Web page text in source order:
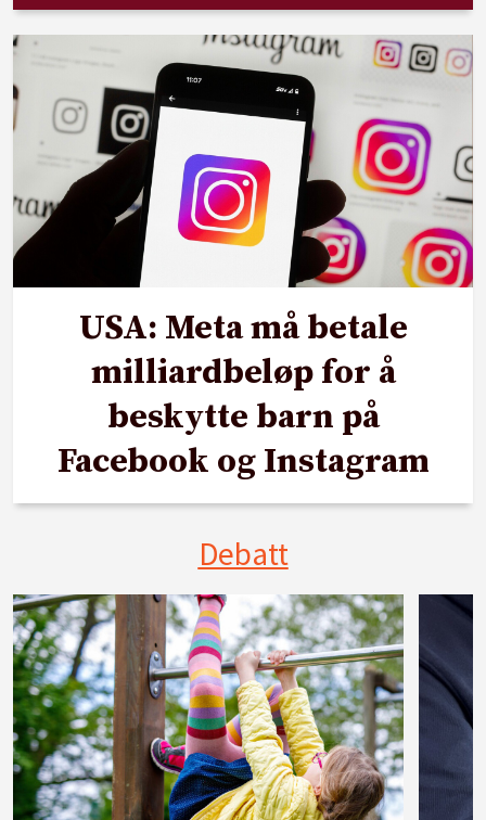
USA: Meta må betale
milliardbeløp for å
beskytte barn på
Facebook og Instagram
Debatt